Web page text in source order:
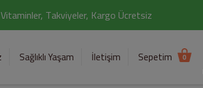
Takviyeler, Kargo Ücretsiz
Sağlıklı Yaşam İletişim Sepetim 0